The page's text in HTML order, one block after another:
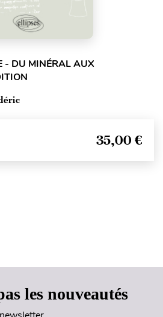
- DU MINÉRAL AUX
35,00 €
les nouveautés